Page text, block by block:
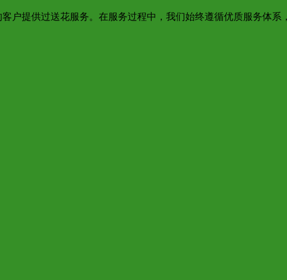
户提供过送花服务。在服务过程中，我们始终遵循优质服务体